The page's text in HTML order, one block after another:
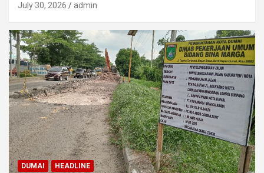
July 30, 2026 admin
DUMAI HEADLINE